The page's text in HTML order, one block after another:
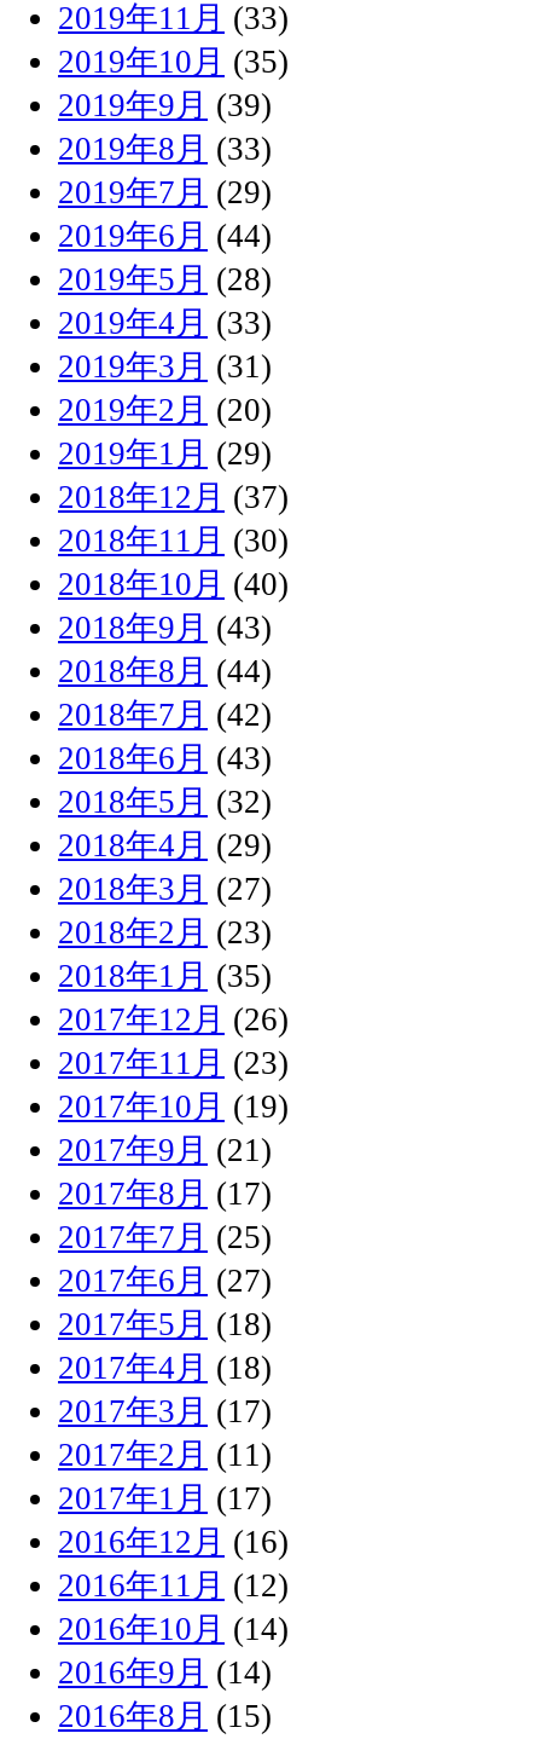
2019年11月 (33)
2019年10月 (35)
2019年9月 (39)
2019年8月 (33)
2019年7月 (29)
2019年6月 (44)
2019年5月 (28)
2019年4月 (33)
2019年3月 (31)
2019年2月 (20)
2019年1月 (29)
2018年12月 (37)
2018年11月 (30)
2018年10月 (40)
2018年9月 (43)
2018年8月 (44)
2018年7月 (42)
2018年6月 (43)
2018年5月 (32)
2018年4月 (29)
2018年3月 (27)
2018年2月 (23)
2018年1月 (35)
2017年12月 (26)
2017年11月 (23)
2017年10月 (19)
2017年9月 (21)
2017年8月 (17)
2017年7月 (25)
2017年6月 (27)
2017年5月 (18)
2017年4月 (18)
2017年3月 (17)
2017年2月 (11)
2017年1月 (17)
2016年12月 (16)
2016年11月 (12)
2016年10月 (14)
2016年9月 (14)
2016年8月 (15)